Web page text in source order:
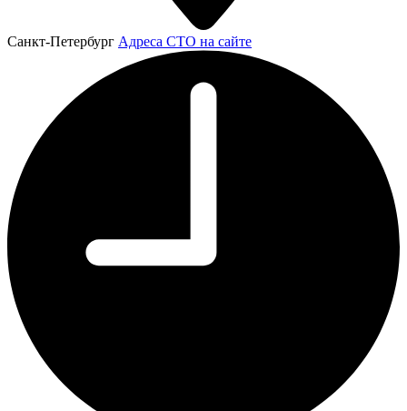
Санкт-Петербург Адреса СТО на сайте